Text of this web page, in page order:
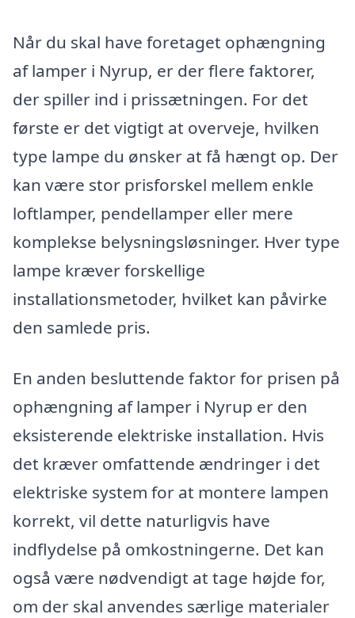
Når du skal have foretaget ophængning
af lamper i Nyrup, er der flere faktorer,
der spiller ind i prissætningen. For det
første er det vigtigt at overveje, hvilken
type lampe du ønsker at få hængt op. Der
kan være stor prisforskel mellem enkle
loftlamper, pendellamper eller mere
komplekse belysningsløsninger. Hver type
lampe kræver forskellige
installationsmetoder, hvilket kan påvirke
den samlede pris.
En anden besluttende faktor for prisen på
ophængning af lamper i Nyrup er den
eksisterende elektriske installation. Hvis
det kræver omfattende ændringer i det
elektriske system for at montere lampen
korrekt, vil dette naturligvis have
indflydelse på omkostningerne. Det kan
også være nødvendigt at tage højde for,
om der skal anvendes særlige materialer